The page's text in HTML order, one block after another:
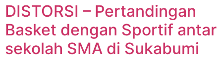
DISTORSI – Pertandingan
Basket dengan Sportif antar
sekolah SMA di Sukabumi